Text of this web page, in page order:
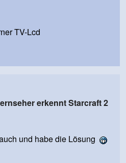
TV-Lcd
erkennt Starcraft 2
und habe die Lösung